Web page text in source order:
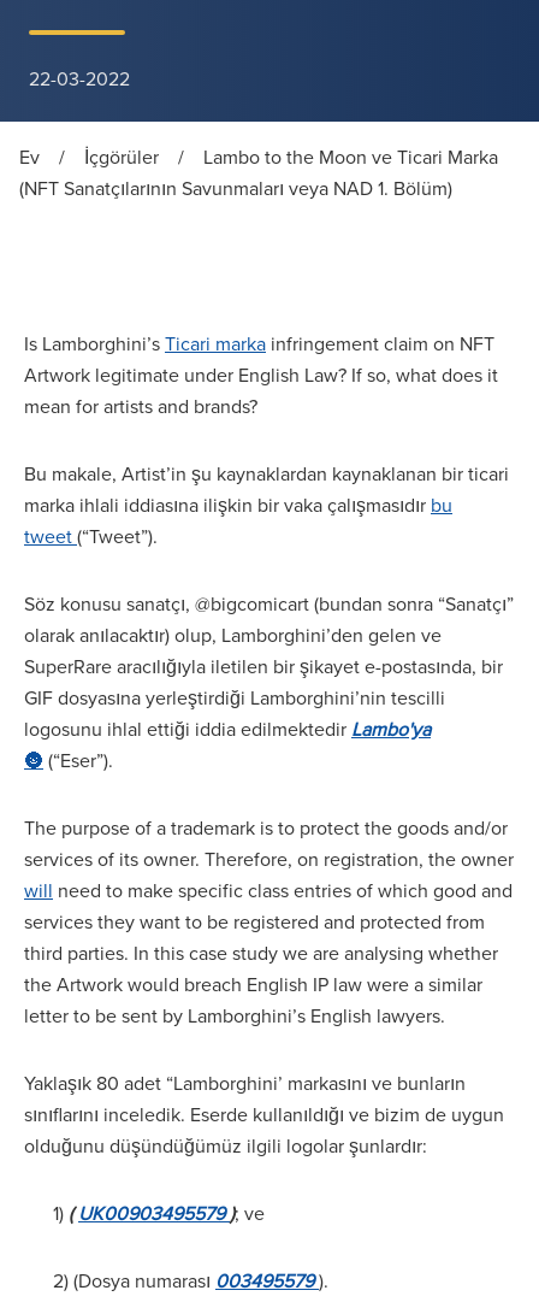
22-03-2022
Ev / İçgörüler /
Lambo to the Moon ve Ticari Marka
(NFT Sanatçılarının Savunmaları veya NAD 1. Bölüm)
Is Lamborghini’sTicari marka infringement claim on NFT
Artwork legitimate under English Law? If so, what does it
mean for artists and brands?
Bu makale, Artist’in şu kaynaklardan kaynaklanan bir ticari
marka ihlali iddiasına ilişkin bir vaka çalışmasıdır bu
tweet(“Tweet”).
Söz konusu sanatçı, @bigcomicart (bundan sonra “Sanatçı”
olarak anılacaktır) olup, Lamborghini’den gelen ve
SuperRare aracılığıyla iletilen bir şikayet e-postasında, bir
GIF dosyasına yerleştirdiği Lamborghini’nin tescilli
logosunu ihlal ettiği iddia edilmektedir Lambo'ya
🌚 (“Eser”).
The purpose of a trademark is to protect the goods and/or
services of its owner. Therefore, on registration, the owner
will need to make specific class entries of which good and
services they want to be registered and protected from
third parties. In this case study we are analysing whether
the Artwork would breach English IP law were a similar
letter to be sent by Lamborghini’s English lawyers.
Yaklaşık 80 adet “Lamborghini’ markasını ve bunların
sınıflarını inceledik. Eserde kullanıldığı ve bizim de uygun
olduğunu düşündüğümüz ilgili logolar şunlardır:
1) (UK00903495579); ve
2) (Dosya numarası 003495579).